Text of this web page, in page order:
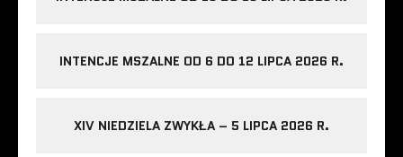
INTENCJE MSZALNE OD 6 DO 12 LIPCA 2026 R.
XIV NIEDZIELA ZWYKŁA – 5 LIPCA 2026 R.